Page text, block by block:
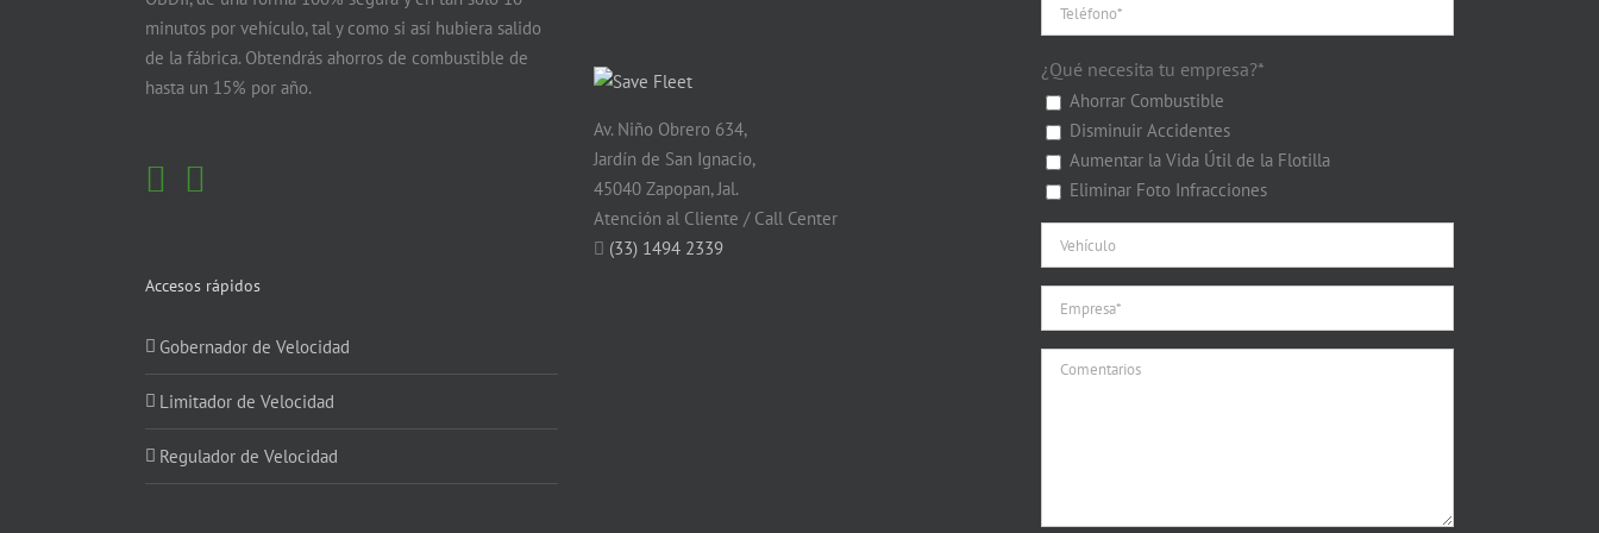
minutos por vehículo, tal y como si así hubiera salido
de la fábrica. Obtendrás ahorros de combustible de
hasta un 15% por año.
Accesos rápidos
Gobernador de Velocidad
Limitador de Velocidad
Regulador de Velocidad
Av. Niño Obrero 634,
Jardín de San Ignacio,
45040 Zapopan, Jal.
Atención al Cliente / Call Center
(33) 1494 2339
¿Qué necesita tu empresa?*
Ahorrar Combustible
Disminuir Accidentes
Aumentar la Vida Útil de la Flotilla
Eliminar Foto Infracciones